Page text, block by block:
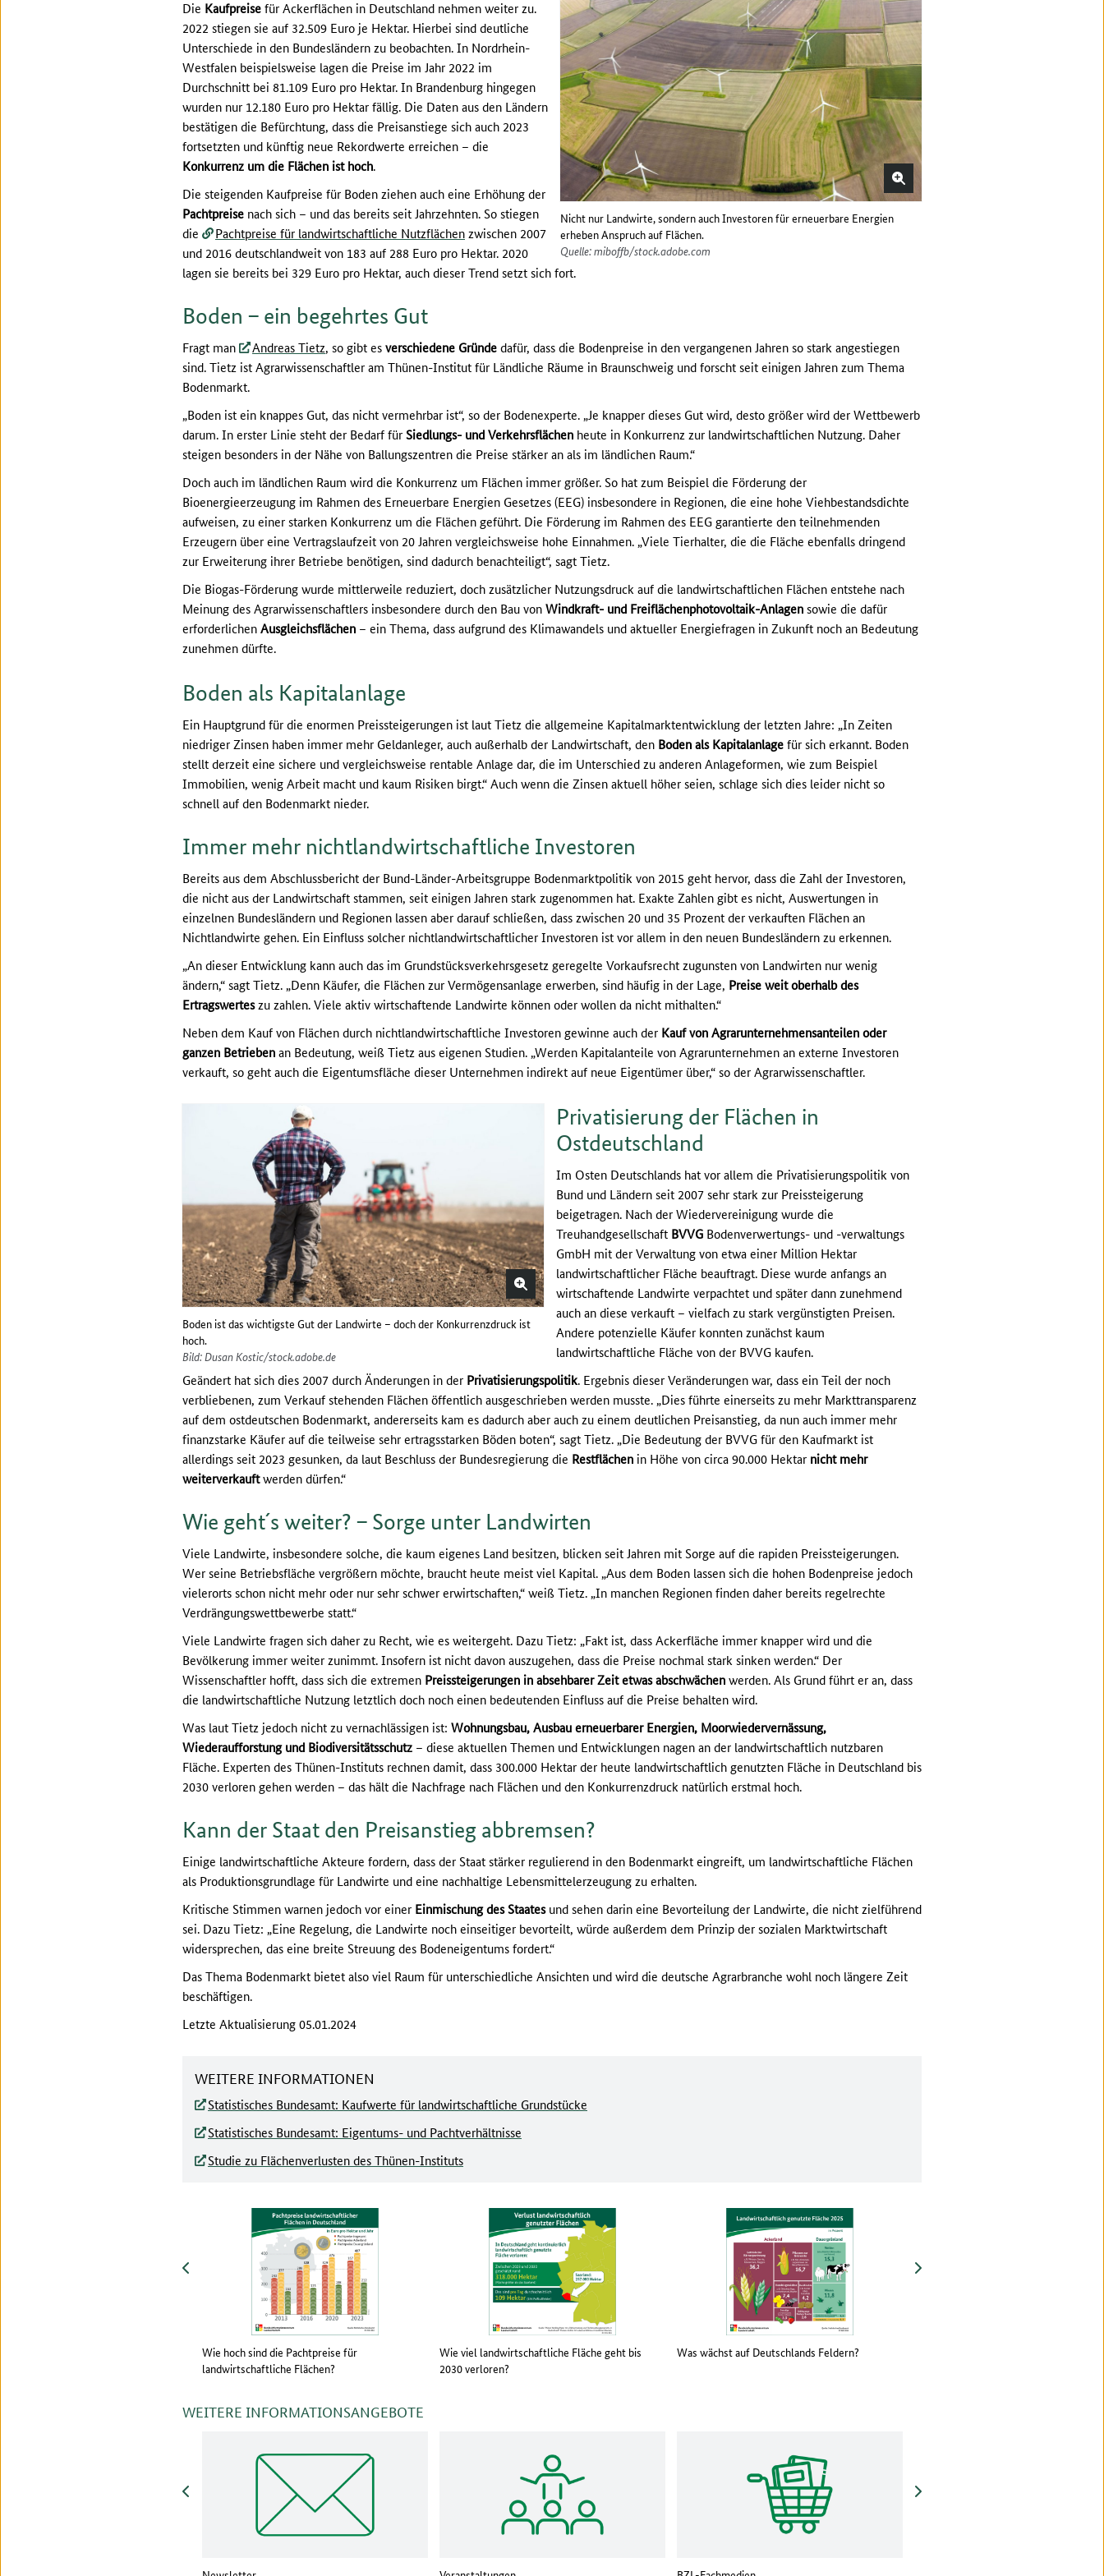
Nicht nur Landwirte, sondern auch Investoren für erneuerbare Energien
erheben Anspruch auf Flächen.
Quelle: miboffb/stock.adobe.com
Die Kaufpreisefür Ackerflächen in Deutschland nehmen weiter zu.
2022 stiegen sie auf 32.509 Euro je Hektar. Hierbei sind deutliche
Unterschiede in den Bundesländern zu beobachten. In Nordrhein-
Westfalen beispielsweise lagen die Preise im Jahr 2022 im
Durchschnitt bei 81.109 Euro pro Hektar. In Brandenburg hingegen
wurden nur 12.180 Euro pro Hektar fällig. Die Daten aus den Ländern
bestätigen die Befürchtung, dass die Preisanstiege sich auch 2023
fortsetzten und künftig neue Rekordwerte erreichen – die
Konkurrenz um die Flächen ist hoch.
Die steigenden Kaufpreise für Boden ziehen auch eine Erhöhung der
Pachtpreise nach sich – und das bereits seit Jahrzehnten. So stiegen
die
Pachtpreise für landwirtschaftliche Nutzflächenzwischen 2007
und 2016 deutschlandweit von 183 auf 288 Euro pro Hektar. 2020
lagen sie bereits bei 329 Euro pro Hektar, auch dieser Trend setzt sich fort.
Boden – ein begehrtes Gut
Fragt man Andreas Tietz, so gibt esverschiedene Gründedafür, dass die Bodenpreise in den vergangenen Jahren so stark angestiegen
sind. Tietz ist Agrarwissenschaftler am Thünen-Institut für Ländliche Räume in Braunschweig und forscht seit einigen Jahren zum Thema
Bodenmarkt.
„Boden ist ein knappes Gut, das nicht vermehrbar ist“, so der Bodenexperte. „Je knapper dieses Gut wird, desto größer wird der Wettbewerb
darum. In erster Linie steht der Bedarf fürSiedlungs- und Verkehrsflächen heute in Konkurrenz zur landwirtschaftlichen Nutzung. Daher
steigen besonders in der Nähe von Ballungszentren die Preise stärker an als im ländlichen Raum.“
Doch auch im ländlichen Raum wird die Konkurrenz um Flächen immer größer. So hat zum Beispiel die Förderung der
Bioenergieerzeugung im Rahmen des Erneuerbare Energien Gesetzes (EEG) insbesondere in Regionen, die eine hohe Viehbestandsdichte
aufweisen, zu einer starken Konkurrenz um die Flächen geführt. Die Förderung im Rahmen des EEG garantierte den teilnehmenden
Erzeugern über eine Vertragslaufzeit von 20 Jahren vergleichsweise hohe Einnahmen. „Viele Tierhalter, die die Fläche ebenfalls dringend
zur Erweiterung ihrer Betriebe benötigen, sind dadurch benachteiligt“, sagt Tietz.
Die Biogas-Förderung wurde mittlerweile reduziert, doch zusätzlicher Nutzungsdruck auf die landwirtschaftlichen Flächen entstehe nach
Meinung des Agrarwissenschaftlers insbesondere durch den Bau vonWindkraft- und Freiflächenphotovoltaik-Anlagensowie die dafür
erforderlichenAusgleichsflächen – ein Thema, dass aufgrund des Klimawandels und aktueller Energiefragen in Zukunft noch an Bedeutung
zunehmen dürfte.
Boden als Kapitalanlage
Ein Hauptgrund für die enormen Preissteigerungen ist laut Tietz die allgemeine Kapitalmarktentwicklung der letzten Jahre: „In Zeiten
niedriger Zinsen haben immer mehr Geldanleger, auch außerhalb der Landwirtschaft, den Boden als Kapitalanlagefür sich erkannt. Boden
stellt derzeit eine sichere und vergleichsweise rentable Anlage dar, die im Unterschied zu anderen Anlageformen, wie zum Beispiel
Immobilien, wenig Arbeit macht und kaum Risiken birgt.“ Auch wenn die Zinsen aktuell höher seien, schlage sich dies leider nicht so
schnell auf den Bodenmarkt nieder.
Immer mehr nichtlandwirtschaftliche Investoren
Bereits aus dem Abschlussbericht der Bund-Länder-Arbeitsgruppe Bodenmarktpolitik von 2015 geht hervor, dass die Zahl der Investoren,
die nicht aus der Landwirtschaft stammen, seit einigen Jahren stark zugenommen hat. Exakte Zahlen gibt es nicht, Auswertungen in
einzelnen Bundesländern und Regionen lassen aber darauf schließen, dass zwischen 20 und 35 Prozent der verkauften Flächen an
Nichtlandwirte gehen. Ein Einfluss solcher nichtlandwirtschaftlicher Investoren ist vor allem in den neuen Bundesländern zu erkennen.
„An dieser Entwicklung kann auch das im Grundstücksverkehrsgesetz geregelte Vorkaufsrecht zugunsten von Landwirten nur wenig
ändern,“ sagt Tietz. „Denn Käufer, die Flächen zur Vermögensanlage erwerben, sind häufig in der Lage, Preise weit oberhalb des
Ertragswerteszu zahlen. Viele aktiv wirtschaftende Landwirte können oder wollen da nicht mithalten.“
Neben dem Kauf von Flächen durch nichtlandwirtschaftliche Investoren gewinne auch der Kauf von Agrarunternehmensanteilen oder
ganzen Betriebenan Bedeutung, weiß Tietz aus eigenen Studien. „Werden Kapitalanteile von Agrarunternehmen an externe Investoren
verkauft, so geht auch die Eigentumsfläche dieser Unternehmen indirekt auf neue Eigentümer über,“ so der Agrarwissenschaftler.
Boden ist das wichtigste Gut der Landwirte – doch der Konkurrenzdruck ist
hoch.
Bild: Dusan Kostic/stock.adobe.de
Privatisierung der Flächen in
Ostdeutschland
Im Osten Deutschlands hat vor allem die Privatisierungspolitik von
Bund und Ländern seit 2007 sehr stark zur Preissteigerung
beigetragen. Nach der Wiedervereinigung wurde die
Treuhandgesellschaft BVVG Bodenverwertungs- und -verwaltungs
GmbH mit der Verwaltung von etwa einer Million Hektar
landwirtschaftlicher Fläche beauftragt. Diese wurde anfangs an
wirtschaftende Landwirte verpachtet und später dann zunehmend
auch an diese verkauft – vielfach zu stark vergünstigten Preisen.
Andere potenzielle Käufer konnten zunächst kaum
landwirtschaftliche Fläche von der BVVG kaufen.
Geändert hat sich dies 2007 durch Änderungen in der Privatisierungspolitik. Ergebnis dieser Veränderungen war, dass ein Teil der noch
verbliebenen, zum Verkauf stehenden Flächen öffentlich ausgeschrieben werden musste. „Dies führte einerseits zu mehr Markttransparenz
auf dem ostdeutschen Bodenmarkt, andererseits kam es dadurch aber auch zu einem deutlichen Preisanstieg, da nun auch immer mehr
finanzstarke Käufer auf die teilweise sehr ertragsstarken Böden boten“, sagt Tietz. „Die Bedeutung der BVVG für den Kaufmarkt ist
allerdings seit 2023 gesunken, da laut Beschluss der Bundesregierung die Restflächen in Höhe von circa 90.000 Hektar nicht mehr
weiterverkauftwerden dürfen.“
Wie geht´s weiter? – Sorge unter Landwirten
Viele Landwirte, insbesondere solche, die kaum eigenes Land besitzen, blicken seit Jahren mit Sorge auf die rapiden Preissteigerungen.
Wer seine Betriebsfläche vergrößern möchte, braucht heute meist viel Kapital. „Aus dem Boden lassen sich die hohen Bodenpreise jedoch
vielerorts schon nicht mehr oder nur sehr schwer erwirtschaften,“ weiß Tietz. „In manchen Regionen finden daher bereits regelrechte
Verdrängungswettbewerbe statt.“
Viele Landwirte fragen sich daher zu Recht, wie es weitergeht. Dazu Tietz: „Fakt ist, dass Ackerfläche immer knapper wird und die
Bevölkerung immer weiter zunimmt. Insofern ist nicht davon auszugehen, dass die Preise nochmal stark sinken werden.“ Der
Wissenschaftler hofft, dass sich die extremen Preissteigerungen in absehbarer Zeit etwas abschwächenwerden. Als Grund führt er an, dass
die landwirtschaftliche Nutzung letztlich doch noch einen bedeutenden Einfluss auf die Preise behalten wird.
Was laut Tietz jedoch nicht zu vernachlässigen ist: Wohnungsbau, Ausbau erneuerbarer Energien, Moorwiedervernässung,
Wiederaufforstung und Biodiversitätsschutz – diese aktuellen Themen und Entwicklungen nagen an der landwirtschaftlich nutzbaren
Fläche. Experten des Thünen-Instituts rechnen damit, dass 300.000 Hektar der heute landwirtschaftlich genutzten Fläche in Deutschland bis
2030 verloren gehen werden – das hält die Nachfrage nach Flächen und den Konkurrenzdruck natürlich erstmal hoch.
Kann der Staat den Preisanstieg abbremsen?
Einige landwirtschaftliche Akteure fordern, dass der Staat stärker regulierend in den Bodenmarkt eingreift, um landwirtschaftliche Flächen
als Produktionsgrundlage für Landwirte und eine nachhaltige Lebensmittelerzeugung zu erhalten.
Kritische Stimmen warnen jedoch vor einer Einmischung des Staatesund sehen darin eine Bevorteilung der Landwirte, die nicht zielführend
sei. Dazu Tietz: „Eine Regelung, die Landwirte noch einseitiger bevorteilt, würde außerdem dem Prinzip der sozialen Marktwirtschaft
widersprechen, das eine breite Streuung des Bodeneigentums fordert.“
Das Thema Bodenmarkt bietet also viel Raum für unterschiedliche Ansichten und wird die deutsche Agrarbranche wohl noch längere Zeit
beschäftigen.
Letzte Aktualisierung 05.01.2024
WEITERE INFORMATIONEN
Statistisches Bundesamt: Kaufwerte für landwirtschaftliche Grundstücke
Statistisches Bundesamt: Eigentums- und Pachtverhältnisse
Studie zu Flächenverlusten des Thünen-Instituts
Wie hoch sind die Pachtpreise für
landwirtschaftliche Flächen?
Wie viel landwirtschaftliche Fläche geht bis
2030 verloren?
Was wächst auf Deutschlands Feldern?
vor
WEITERE INFORMATIONSANGEBOTE
vor